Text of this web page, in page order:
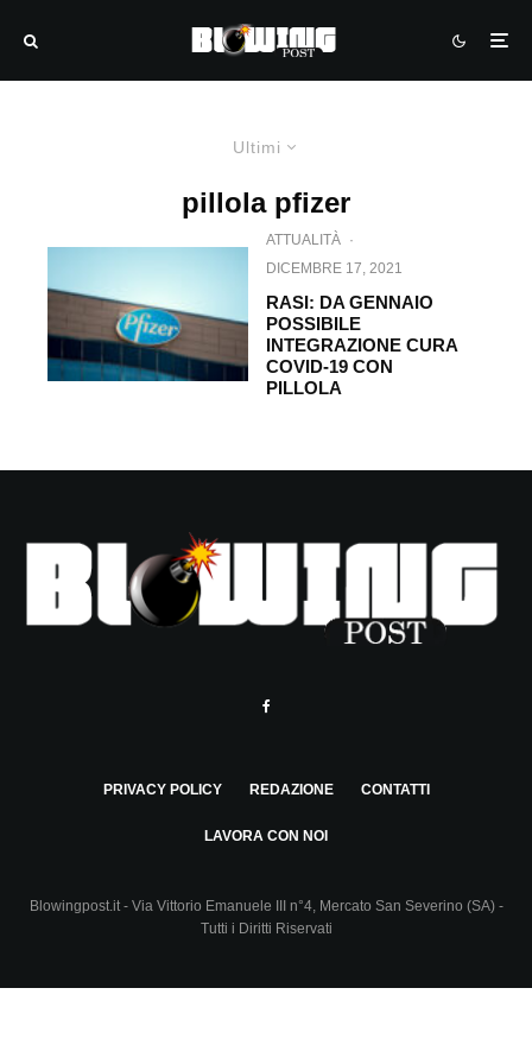
Ultimi
pillola pfizer
ATTUALITÀ ·
DICEMBRE 17, 2021
RASI: DA GENNAIO
POSSIBILE
INTEGRAZIONE CURA
COVID-19 CON
PILLOLA
PRIVACY POLICY REDAZIONE CONTATTI
LAVORA CON NOI
Blowingpost.it - Via Vittorio Emanuele III n°4, Mercato San Severino (SA) -
Tutti i Diritti Riservati